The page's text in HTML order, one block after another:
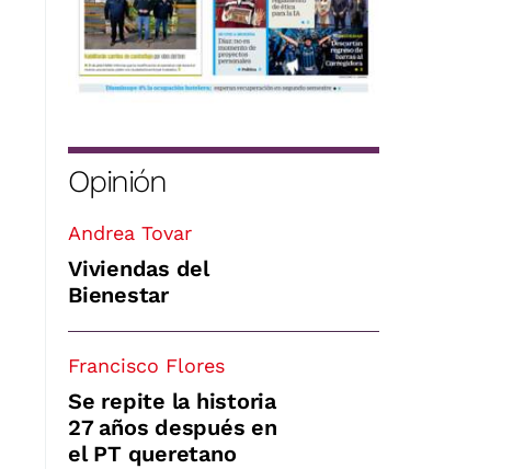
Opinión
Andrea Tovar
Viviendas del
Bienestar
Francisco Flores
Se repite la historia
27 años después en
el PT queretano